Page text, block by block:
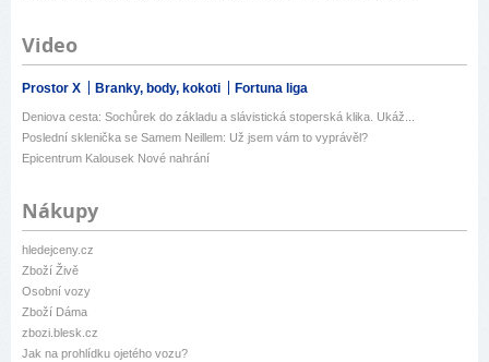
Video
Prostor X Branky, body, kokoti Fortuna liga
Deniova cesta: Sochůrek do základu a slávistická stoperská klika. Ukáž...
Poslední sklenička se Samem Neillem: Už jsem vám to vyprávěl?
Epicentrum Kalousek Nové nahrání
Nákupy
hledejceny.cz
Zboží Živě
Osobní vozy
Zboží Dáma
zbozi.blesk.cz
Jak na prohlídku ojetého vozu?